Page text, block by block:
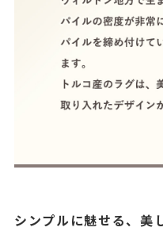
シンプルに魅せる、美